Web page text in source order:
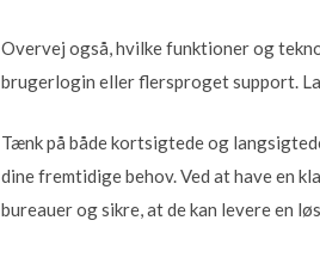
Overvej også, hvilke funktioner og
brugerlogin eller flersproget support.
Tænk på både kortsigtede og
dine fremtidige behov. Ved at have en
bureauer og sikre, at de kan levere en